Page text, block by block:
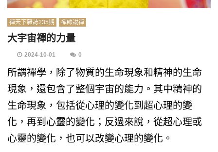
禪天下雜誌235期 禪師說禪
大宇宙禪的力量
2024-10-01 0
所謂禪學，除了物質的生命現象和精神的生命
現象，還包含了整個宇宙的能力。其中精神的
生命現象，包括從心理的變化到超心理的變
化，再到心靈的變化；反過來說，從超心理或
心靈的變化，也可以改變心理的變化。